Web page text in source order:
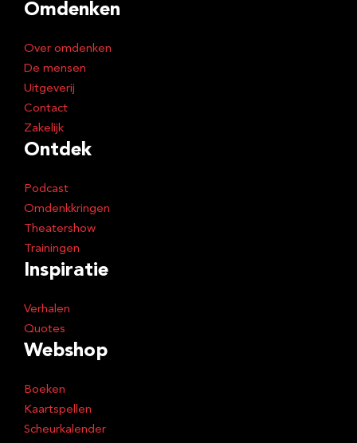
r
s
Omdenken
Over omdenken
De mensen
Uitgeverij
Contact
Zakelijk
Ontdek
Podcast
Omdenkkringen
Theatershow
Trainingen
Inspiratie
Verhalen
Quotes
Webshop
Boeken
Kaartspellen
Scheurkalender